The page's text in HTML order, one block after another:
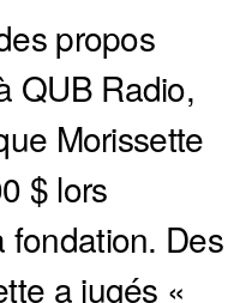
propos
QUB Radio,
Morissette
$ lors
fondation. Des
a jugés «